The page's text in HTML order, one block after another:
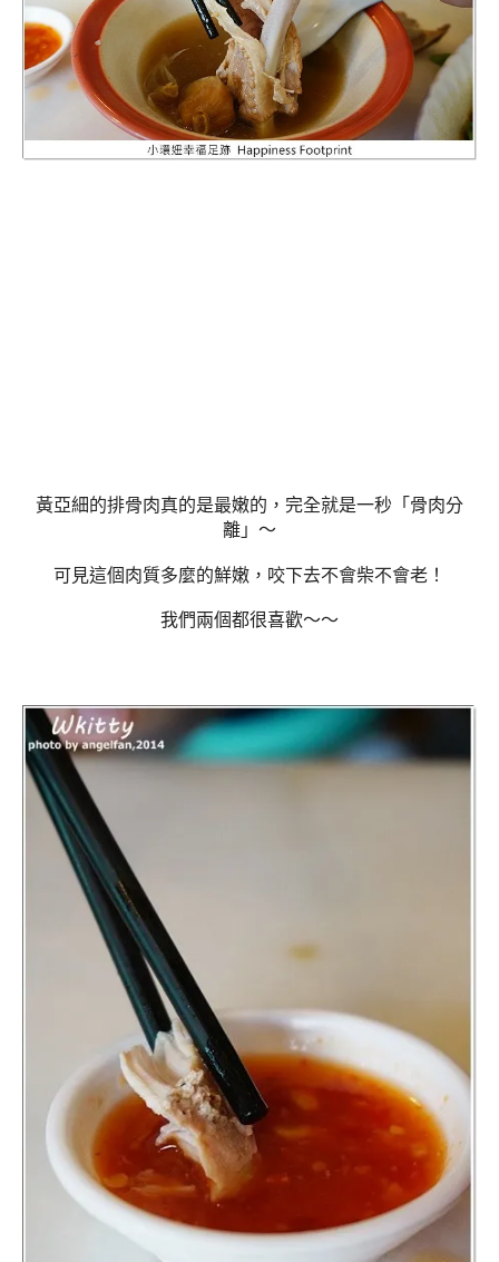
黃亞細的排骨肉真的是最嫩的，完全就是一秒「骨肉分
離」～
可見這個肉質多麼的鮮嫩，咬下去不會柴不會老！
我們兩個都很喜歡～～